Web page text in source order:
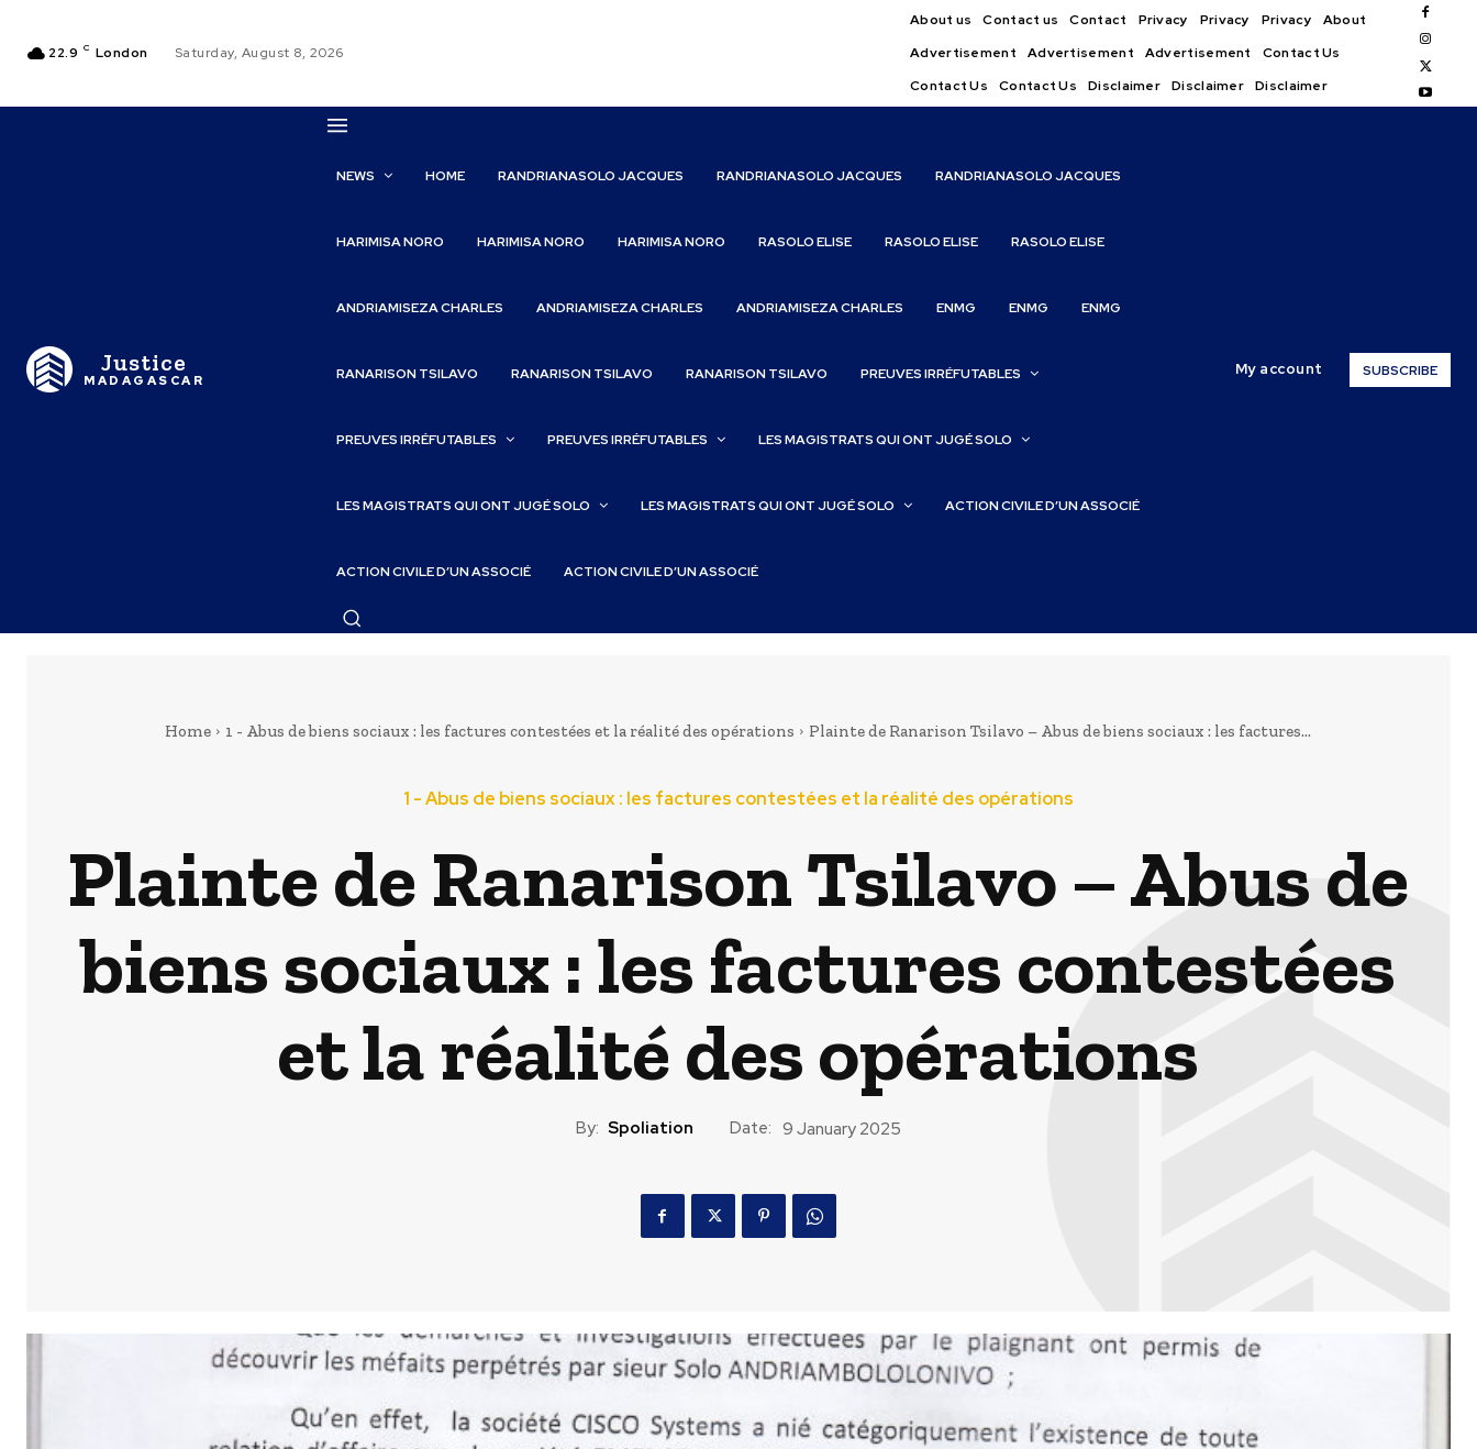
22.9 C London Saturday, August 8, 2026
About us Contact us Contact Privacy Privacy Privacy
About
Advertisement
Advertisement Advertisement
Contact Us
Contact Us
Contact Us Disclaimer Disclaimer Disclaimer
Justice
MADAGASCAR
NEWS HOME RANDRIANASOLO JACQUES RANDRIANASOLO JACQUES RANDRIANASOLO JACQUES
HARIMISA NORO HARIMISA NORO HARIMISA NORO RASOLO ELISE RASOLO ELISE RASOLO ELISE
ANDRIAMISEZA CHARLES ANDRIAMISEZA CHARLES ANDRIAMISEZA CHARLES ENMG ENMG ENMG
RANARISON TSILAVO RANARISON TSILAVO RANARISON TSILAVO PREUVES IRRÉFUTABLES
PREUVES IRRÉFUTABLES PREUVES IRRÉFUTABLES LES MAGISTRATS QUI ONT JUGÉ SOLO
LES MAGISTRATS QUI ONT JUGÉ SOLO LES MAGISTRATS QUI ONT JUGÉ SOLO ACTION CIVILE D’UN ASSOCIÉ
ACTION CIVILE D’UN ASSOCIÉ ACTION CIVILE D’UN ASSOCIÉ
My account SUBSCRIBE
Home 1 - Abus de biens sociaux : les factures contestées et la réalité des opérations Plainte de Ranarison Tsilavo – Abus de biens sociaux : les factures...
1 - Abus de biens sociaux : les factures contestées et la réalité des opérations
Plainte de Ranarison Tsilavo – Abus de
biens sociaux : les factures contestées
et la réalité des opérations
By: Spoliation Date: 9 January 2025